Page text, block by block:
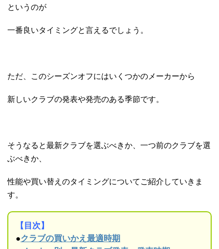
というのが
一番良いタイミングと言えるでしょう。
ただ、このシーズンオフにはいくつかのメーカーから
新しいクラブの発表や発売のある季節です。
そうなると最新クラブを選ぶべきか、一つ前のクラブを選
ぶべきか、
性能や買い替えのタイミングについてご紹介していきま
す。
【目次】
●クラブの買いかえ最適時期